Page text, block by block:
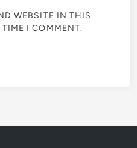
WEBSITE IN THIS
TIME I COMMENT.